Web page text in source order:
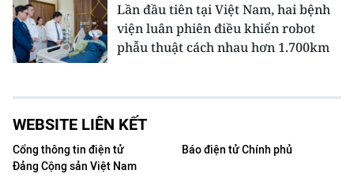
Lần đầu tiên tại Việt Nam, hai bệnh
viện luân phiên điều khiển robot
phẫu thuật cách nhau hơn 1.700km
WEBSITE LIÊN KẾT
Cổng thông tin điện tử
Đảng Cộng sản Việt Nam
Báo điện tử Chính phủ